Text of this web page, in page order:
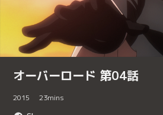
オーバーロード 第04話
2015 23mins